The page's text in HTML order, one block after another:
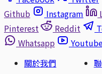
Github
Instagram
Pinterest
Reddit
Whatsapp
關於我們